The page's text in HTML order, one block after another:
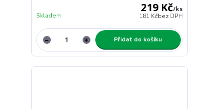
219 Kč/ks
181 Kčbez DPH
Skladem
Přidat do košíku